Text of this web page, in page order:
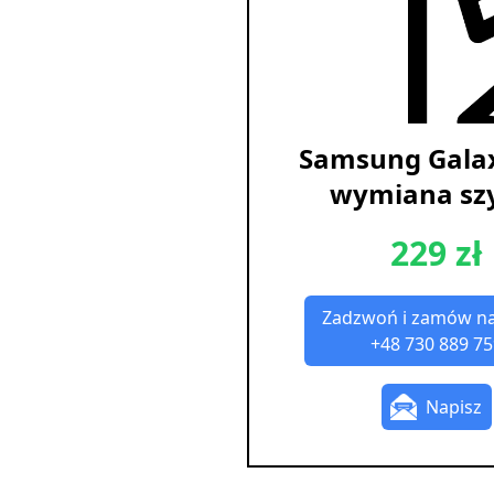
Samsung
wymiana
229 zł
Zadzwoń i zamów
+48 730 889
Napisz